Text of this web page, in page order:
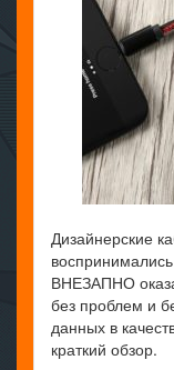
Дизайнерские
ВНЕЗАПНО
без проблем и
данных в
краткий обзор.